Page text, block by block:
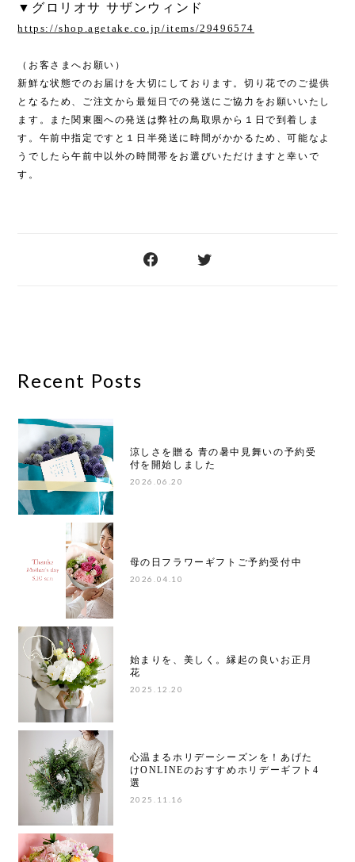
▼グロリオサ サザンウィンド
https://shop.agetake.co.jp/items/29496574
（お客さまへお願い）
新鮮な状態でのお届けを大切にしております。切り花でのご提供
となるため、ご注文から最短日での発送にご協力をお願いいたし
ます。また関東圏への発送は弊社の鳥取県から１日で到着しま
す。午前中指定ですと１日半発送に時間がかかるため、可能なよ
うでしたら午前中以外の時間帯をお選びいただけますと幸いで
す。
Recent Posts
涼しさを贈る 青の暑中見舞いの予約受
付を開始しました
2026.06.20
母の日フラワーギフトご予約受付中
2026.04.10
始まりを、美しく。縁起の良いお正月
花
2025.12.20
心温まるホリデーシーズンを！あげた
けONLINEのおすすめホリデーギフト4
選
2025.11.16